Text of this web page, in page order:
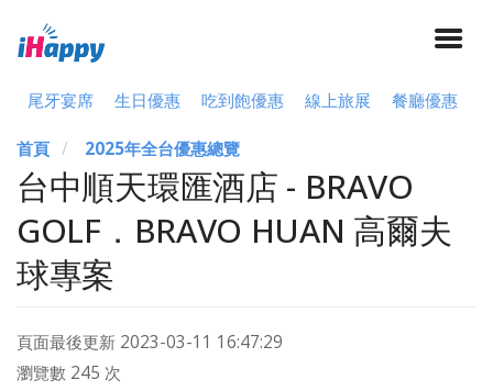
尾牙宴席 生日優惠 吃到飽優惠 線上旅展 餐廳優惠
首頁 2025年全台優惠總覽
台中順天環匯酒店 - BRAVO
GOLF．BRAVO HUAN 高爾夫
球專案
頁面最後更新 2023-03-11 16:47:29
瀏覽數 245 次